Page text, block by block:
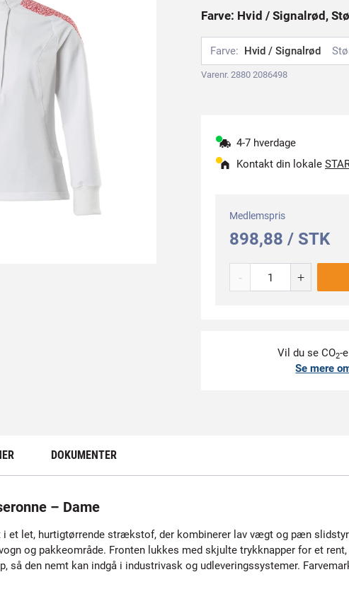
Farve: Hvid / Signalrød,
Farve: Hvid / Signalrød
Varenr. 2880 2086498
4-7 hverdage
Kontakt din lokale
Medlemspris
898,88 / STK
- +
Vil du se CO2-
Se mere
DOKUMENTER
– Dame
et let, hurtigtørrende strækstof, der kombinerer lav vægt og pæn
og pakkeområde. Fronten lukkes med skjulte trykknapper for et
så den nemt kan indgå i industrivask og udleveringssystemer.